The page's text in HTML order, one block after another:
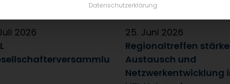
2026
25. Juni 2026
Regionaltreffen
Austausch und
Netzwerkentwicklung
Datenschutzerklärung